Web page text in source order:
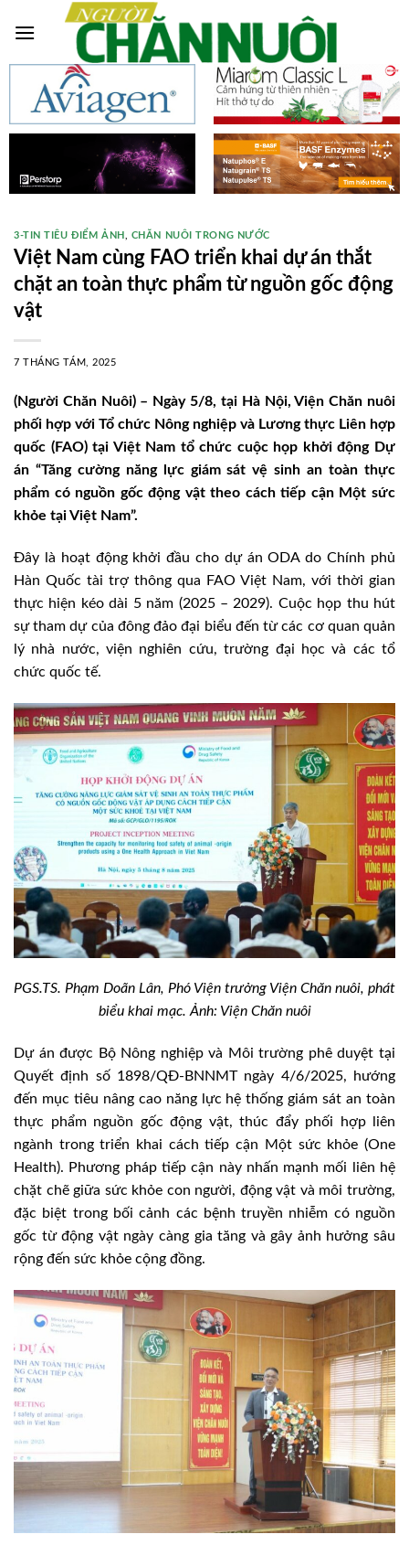
3-TIN TIÊU ĐIỂM ẢNH CHĂN NUÔI TRONG NƯỚC
Việt Nam cùng FAO triển khai dự án thắt
chặt an toàn thực phẩm từ nguồn gốc động
vật
7 THÁNG TÁM, 2025
(Người Chăn Nuôi) – Ngày 5/8, tại Hà Nội, Viện Chăn nuôi
phối hợp với Tổ chức Nông nghiệp và Lương thực Liên hợp
quốc (FAO) tại Việt Nam tổ chức cuộc họp khởi động Dự
án “Tăng cường năng lực giám sát vệ sinh an toàn thực
phẩm có nguồn gốc động vật theo cách tiếp cận Một sức
khỏe tại Việt Nam”.
Đây là hoạt động khởi đầu cho dự án ODA do Chính phủ
Hàn Quốc tài trợ thông qua FAO Việt Nam, với thời gian
thực hiện kéo dài 5 năm (2025 – 2029). Cuộc họp thu hút
sự tham dự của đông đảo đại biểu đến từ các cơ quan quản
lý nhà nước, viện nghiên cứu, trường đại học và các tổ
chức quốc tế.
PGS.TS. Phạm Doãn Lân, Phó Viện trưởng Viện Chăn nuôi, phát
biểu khai mạc. Ảnh: Viện Chăn nuôi
Dự án được Bộ Nông nghiệp và Môi trường phê duyệt tại
Quyết định số 1898/QĐ-BNNMT ngày 4/6/2025, hướng
đến mục tiêu nâng cao năng lực hệ thống giám sát an toàn
thực phẩm nguồn gốc động vật, thúc đẩy phối hợp liên
ngành trong triển khai cách tiếp cận Một sức khỏe (One
Health). Phương pháp tiếp cận này nhấn mạnh mối liên hệ
chặt chẽ giữa sức khỏe con người, động vật và môi trường,
đặc biệt trong bối cảnh các bệnh truyền nhiễm có nguồn
gốc từ động vật ngày càng gia tăng và gây ảnh hưởng sâu
rộng đến sức khỏe cộng đồng.